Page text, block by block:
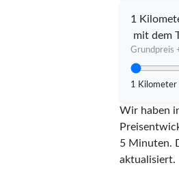
1
mit dem
Grundpreis
1 Kilometer
Wir haben
5 Minuten.
aktualisiert.